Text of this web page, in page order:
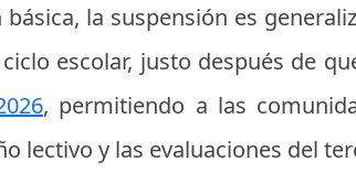
la suspensión es
escolar, justo después de
, permitiendo a las
lectivo y las evaluaciones del